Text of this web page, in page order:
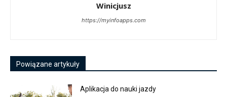
Winicjusz
https://myinfoapps.com
Powiązane artykuły
Aplikacja do nauki jazdy